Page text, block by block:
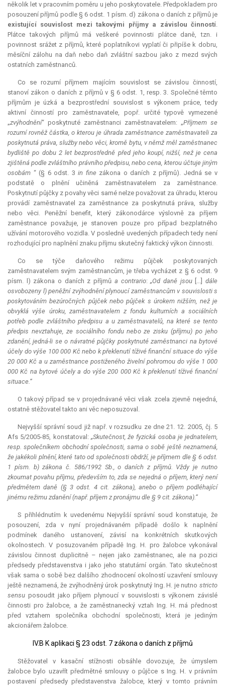
několik let v pracovním poměru u jeho poskytovatele. Předpokladem pro
posouzení příjmů podle § 6 odst. 1 písm. d) zákona o daních z příjmů je
existující souvislost mezi takovými příjmy a závislou činností.
Plátce takových příjmů má veškeré povinnosti plátce daně, tzn. i
povinnost srážet z příjmů, které poplatníkovi vyplatí či připíše k dobru,
měsíční zálohu na daň nebo daň zvláštní sazbou jako z mezd svých
ostatních zaměstnanců.
Co se rozumí příjmem majícím souvislost se závislou činností,
stanoví zákon o daních z příjmů v § 6 odst. 1, resp. 3. Společné těmto
příjmům je úzká a bezprostřední souvislost s výkonem práce, tedy
aktivní činností pro zaměstnavatele, popř. určité typově vymezené
„zvýhodnění“ poskytnuté zaměstnanci zaměstnavatelem: „Příjmem se
rozumí rovněž částka, o kterou je úhrada zaměstnance zaměstnavateli za
poskytnutá práva, služby nebo věci, kromě bytu, v němž měl zaměstnanec
bydliště po dobu 2 let bezprostředně před jeho koupí, nižší, než je cena
zjištěná podle zvláštního právního předpisu, nebo cena, kterou účtuje jiným
osobám “ (§ 6 odst. 3in finezákona o daních z příjmů). Jedná se v
podstatě o plnění učiněná zaměstnavatelem za zaměstnance.
Poskytnutí půjčky z povahy věci samé nelze považovat za úhradu, kterou
provádí zaměstnavatel za zaměstnance za poskytnutá práva, služby
nebo věci. Peněžní benefit, který zákonodárce výslovně za příjem
zaměstnance považuje, je stanoven pouze pro případ bezplatného
užívání motorového vozidla. V posledně uvedených případech tedy není
rozhodující pro naplnění znaku příjmu skutečný faktický výkon činnosti.
Co se týče daňového režimu půjček poskytovaných
zaměstnavatelem svým zaměstnancům, je třeba vycházet z § 6 odst. 9
písm. l) zákona o daních z příjmů a contrario:„Od daně jsou[...]dále
osvobozeny l) peněžní zvýhodnění plynoucí zaměstnancům v souvislosti s
poskytováním bezúročných půjček nebo půjček s úrokem nižším, než je
obvyklá výše úroku, zaměstnavatelem z fondu kulturních a sociálních
potřeb podle zvláštního předpisu a u zaměstnavatelů, na které se tento
předpis nevztahuje, ze sociálního fondu nebo ze zisku (příjmu) po jeho
zdanění, jedná-li se o návratné půjčky poskytnuté zaměstnanci na bytové
účely do výše 100 000 Kč nebo k překlenutí tíživé finanční situace do výše
20 000 Kč a u zaměstnance postiženého živelní pohromou do výše 1 000
000 Kč na bytové účely a do výše 200 000 Kč k překlenutí tíživé finanční
situace.“
O takový případ se v projednávané věci však zcela zjevně nejedná,
ostatně stěžovatel takto ani věc neposuzoval.
Nejvyšší správní soud již např. v rozsudku ze dne 21. 12. 2005, čj. 5
Afs 5/2005-85, konstatoval: „Skutečnost, že fyzická osoba je jednatelem,
resp. společníkem obchodní společnosti, sama o sobě ještě neznamená,
že jakékoli plnění, které tato od společnosti obdrží, je příjmem dle § 6 odst.
1 písm. b) zákona č. 586/1992 Sb., o daních z příjmů. Vždy je nutno
zkoumat povahu příjmu, především to, zda se nejedná o příjem, který není
předmětem daně (§ 3 odst. 4 cit. zákona), anebo o příjem podléhající
jinému režimu zdanění (např. příjem z pronájmu dle § 9 cit. zákona).“
S přihlédnutím k uvedenému Nejvyšší správní soud konstatuje, že
posouzení, zda v nyní projednávaném případě došlo k naplnění
podmínek daného ustanovení, závisí na konkrétních skutkových
okolnostech. V posuzovaném případě Ing. H. pro žalobce vykonával
závislou činnost duplicitně – nejen jako zaměstnanec, ale na pozici
předsedy představenstva i jako jeho statutární orgán. Tato skutečnost
však sama o sobě bez dalšího zhodnocení okolností uzavření smlouvy
ještě neznamená, že zvýhodněný úrok poskytnutý Ing. H. je nutno stricto
sensu posoudit jako příjem plynoucí v souvislosti s výkonem závislé
činnosti pro žalobce, a že zaměstnanecký vztah Ing. H. má přednost
před vztahem společníka obchodní společnosti, která je jediným
akcionářem žalobce.
IV.B K aplikaci § 23 odst. 7 zákona o daních z příjmů
Stěžovatel v kasační stížnosti obsáhle dovozuje, že úmyslem
žalobce bylo uzavřít předmětné smlouvy o půjčce s Ing. H. v právním
postavení předsedy představenstva žalobce, který v tomto právním